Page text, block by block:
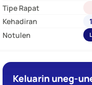
Tipe Rapat
Kehadiran
Notulen
Keluarin uneg-